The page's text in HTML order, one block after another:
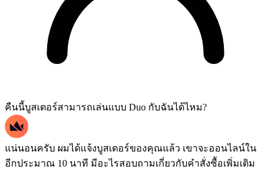
คืนนี้บูสเตอร์สามารถเล่นแบบ Duo กับฉันได้ไหม?
แน่นอนครับ ผมได้แจ้งบูสเตอร์ของคุณแล้ว เขาจะออนไลน์ใน
อีกประมาณ 10 นาที มีอะไรสอบถามเกี่ยวกับคำสั่งซื้อเพิ่มเติม